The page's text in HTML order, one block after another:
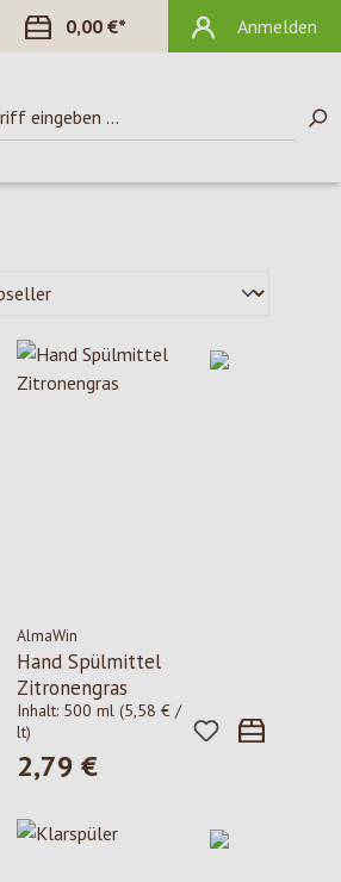
DU HAST 0 PRODUKTE AUF DEM
0,00 €* Anmelden
AlmaWin
Hand Spülmittel
Zitronengras
Inhalt: 500 ml (5,58 € /
lt)
Regulärer Preis:
2,79 €